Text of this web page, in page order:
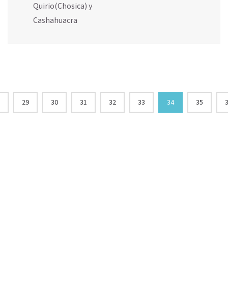
Quirio(Chosica) y
Cashahuacra
29 30 31 32 33 34 35